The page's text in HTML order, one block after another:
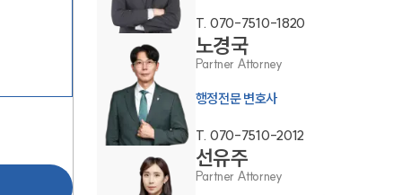
그룹소개
그룹소개
T. 070-7510-1820
노경국
Partner Attorney
행정전문 변호사
T. 070-7510-2012
선유주
Partner Attorney